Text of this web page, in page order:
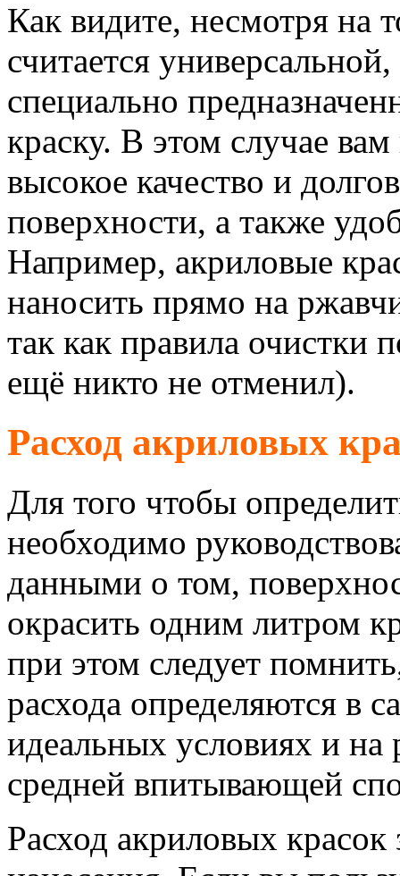
Как видите, несмотря на
считается
специально
краску. В этом случае
высокое качество и
поверхности, а также
Например, акриловые
наносить прямо на
так как правила очистки
ещё никто не отменил).
Расход акриловых
Для того чтобы
необходимо
данными о том,
окрасить одним литром
при этом следует
расхода определяются в
идеальных условиях и на
средней впитывающей
Расход акриловых красок